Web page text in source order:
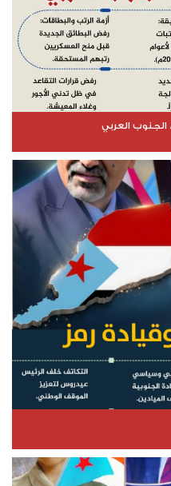
الجنوب العربي